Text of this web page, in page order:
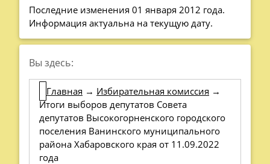
Последние изменения 01 января 2012 года.
Информация актуальна на текущую дату.
Вы здесь:
Главная → Избирательная комиссия →
Итоги выборов депутатов Совета
депутатов Высокогорненского городского
поселения Ванинского муниципального
района Хабаровского края от 11.09.2022
года